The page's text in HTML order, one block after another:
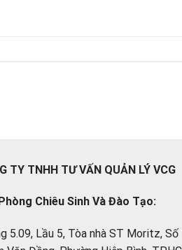
TY TNHH TƯ VẤN QUẢN LÝ VCG
Chiêu Sinh Và Đào Tạo:
5.09, Lầu 5, Tòa nhà ST Moritz,